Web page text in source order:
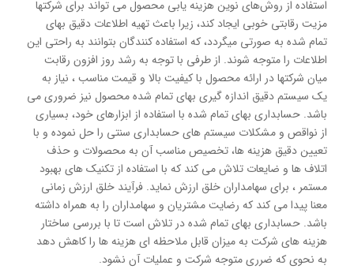
استفاده از روش‌های نوین هزینه یابی محصول می تواند برای شرکتها
مزیت رقابتی خوبی ایجاد کند، زیرا باعث تهیه اطلاعات دقیق بهای
تمام شده به صورتی میگردد، که استفاده کنندگان بتوانند به راحتی این
اطلاعات را متوجه شوند. از طرفی با توجه به رشد روز افزون رقابت
میان شرکتها در ارائه محصول با کیفیت بالا و قیمت مناسب ، نیاز به
یک سیستم دقیق اندازه گیری بهای تمام شده محصول نیز ضروری می
باشد. حسابداری بهای تمام شده با استفاده از ابزارهای خود، بسیاری
از نواقص و مشکلات سیستم های حسابداری سنتی را حل نموده و با
تعیین دقیق هزینه ها، تخصیص مناسب آن به محصولات و حذف
اتلاف ها و ضایعات تلاش می کند که با استفاده از تکنیک های بهبود
مستمر ، برای سهامداران خلق ارزش نماید. فرآیند خلق ارزش زمانی
معنا پیدا می کند که رضایت مشتریان و سهامداران را به همراه داشته
باشد. حسابداری بهای تمام شده در تلاش است تا با بررسی ساختار
هزینه های شرکت به میزان قابل ملاحظه ای هزینه ها را کاهش دهد
به نحوی که ضرری متوجه شرکت و عملیات آن نشود.